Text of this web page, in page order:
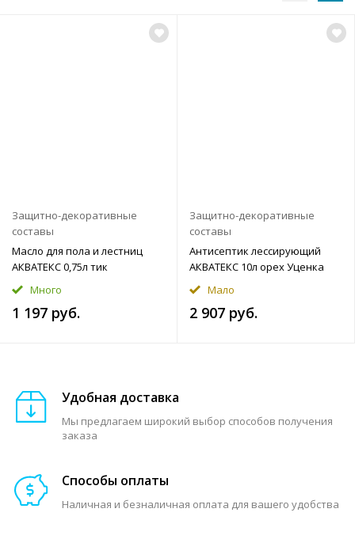
Защитно-декоративные
составы
Масло для пола и лестниц
АКВАТЕКС 0,75л тик
Много
1 197 руб.
Защитно-декоративные
составы
Антисептик лессирующий
АКВАТЕКС 10л орех Уценка
Мало
2 907 руб.
Удобная доставка
Мы предлагаем широкий выбор способов получения
заказа
Способы оплаты
Наличная и безналичная оплата для вашего удобства